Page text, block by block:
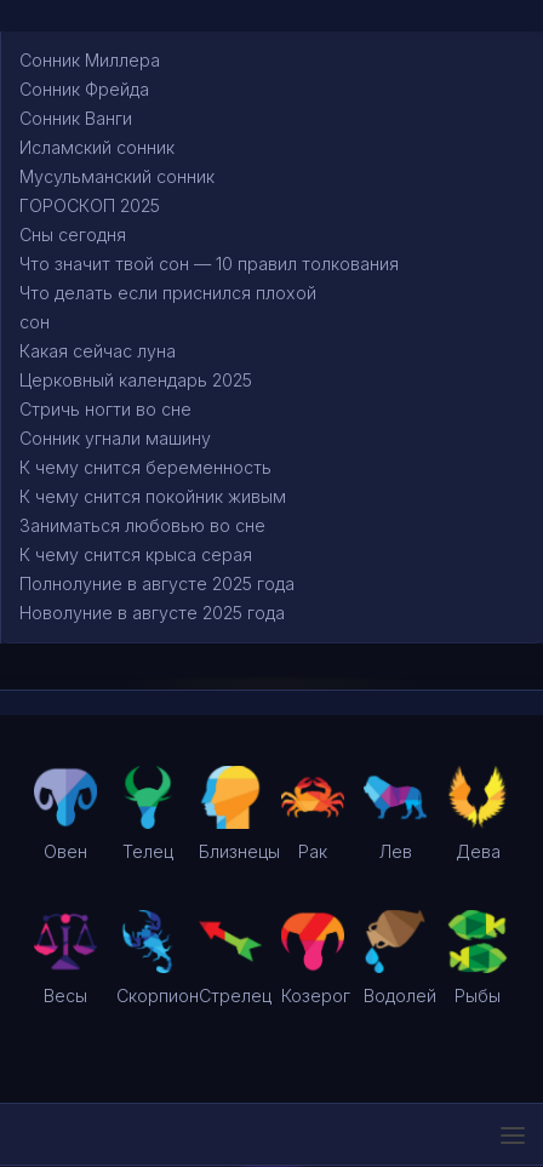
Сонник Миллера
Сонник Фрейда
Сонник Ванги
Исламский сонник
Мусульманский сонник
ГОРОСКОП 2025
Сны сегодня
Что значит твой сон — 10 правил толкования
Что делать если приснился плохой
сон
Какая сейчас луна
Церковный календарь 2025
Стричь ногти во сне
Сонник угнали машину
К чему снится беременность
К чему снится покойник живым
Заниматься любовью во сне
К чему снится крыса серая
Полнолуние в августе 2025 года
Новолуние в августе 2025 года
Овен Телец Близнецы Рак Лев Дева
Весы СкорпионСтрелец Козерог Водолей Рыбы